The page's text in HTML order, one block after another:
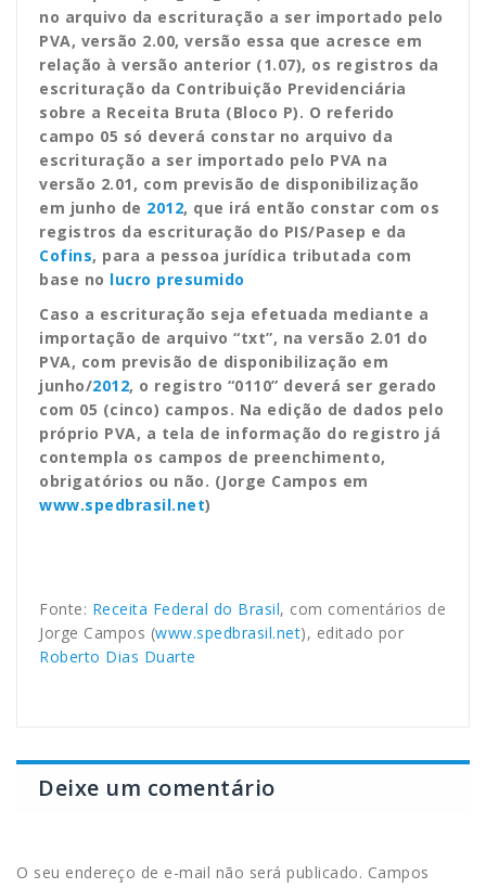
no arquivo da escrituração a ser importado pelo
PVA, versão 2.00, versão essa que acresce em
relação à versão anterior (1.07), os registros da
escrituração da Contribuição Previdenciária
sobre a Receita Bruta (Bloco P). O referido
campo 05 só deverá constar no arquivo da
escrituração a ser importado pelo PVA na
versão 2.01, com previsão de disponibilização
em junho de 2012, que irá então constar com os
registros da escrituração do PIS/Pasep e da
Cofins, para a pessoa jurídica tributada com
base no lucro presumido
Caso a escrituração seja efetuada mediante a
importação de arquivo “txt”, na versão 2.01 do
PVA, com previsão de disponibilização em
junho/2012, o registro “0110” deverá ser gerado
com 05 (cinco) campos. Na edição de dados pelo
próprio PVA, a tela de informação do registro já
contempla os campos de preenchimento,
obrigatórios ou não. (Jorge Campos em
www.spedbrasil.net)
Fonte: Receita Federal do Brasil, com comentários de
Jorge Campos (www.spedbrasil.net), editado por
Roberto Dias Duarte
Deixe um comentário
O seu endereço de e-mail não será publicado. Campos